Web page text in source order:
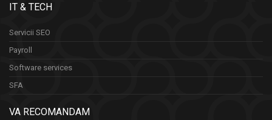
IT & TECH
Servicii SEO
Payroll
Software services
SFA
VA RECOMANDAM